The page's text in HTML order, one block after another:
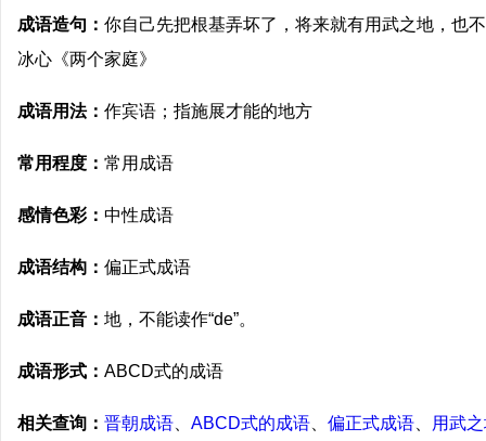
成语造句： 你自己先把根基弄坏了，将来就有用武之地，也
冰心《两个家庭》
成语用法： 作宾语；指施展才能的地方
常用程度： 常用成语
感情色彩： 中性成语
成语结构： 偏正式成语
成语正音： 地，不能读作“de”。
成语形式： ABCD式的成语
相关查询： 晋朝成语 ABCD式的成语 偏正式成语
用武